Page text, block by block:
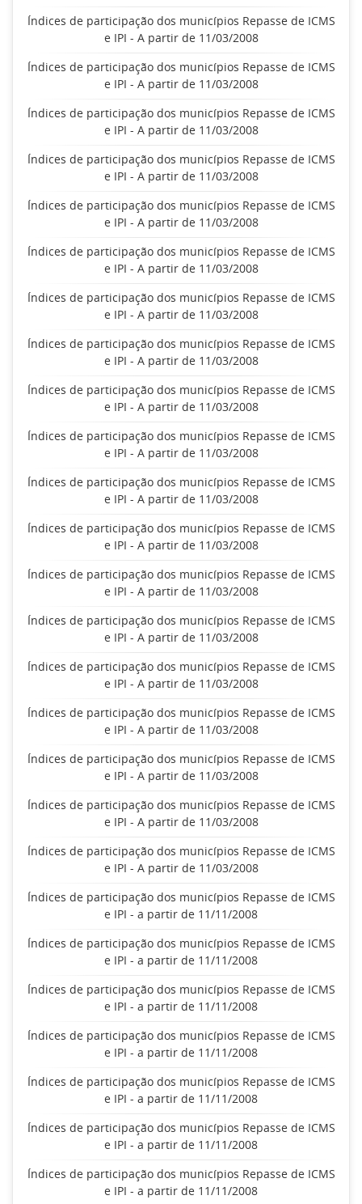
Índices de participação dos municípios Repasse de ICMS
e IPI - A partir de 11/03/2008
Índices de participação dos municípios Repasse de ICMS
e IPI - A partir de 11/03/2008
Índices de participação dos municípios Repasse de ICMS
e IPI - A partir de 11/03/2008
Índices de participação dos municípios Repasse de ICMS
e IPI - A partir de 11/03/2008
Índices de participação dos municípios Repasse de ICMS
e IPI - A partir de 11/03/2008
Índices de participação dos municípios Repasse de ICMS
e IPI - A partir de 11/03/2008
Índices de participação dos municípios Repasse de ICMS
e IPI - A partir de 11/03/2008
Índices de participação dos municípios Repasse de ICMS
e IPI - A partir de 11/03/2008
Índices de participação dos municípios Repasse de ICMS
e IPI - A partir de 11/03/2008
Índices de participação dos municípios Repasse de ICMS
e IPI - A partir de 11/03/2008
Índices de participação dos municípios Repasse de ICMS
e IPI - A partir de 11/03/2008
Índices de participação dos municípios Repasse de ICMS
e IPI - A partir de 11/03/2008
Índices de participação dos municípios Repasse de ICMS
e IPI - A partir de 11/03/2008
Índices de participação dos municípios Repasse de ICMS
e IPI - A partir de 11/03/2008
Índices de participação dos municípios Repasse de ICMS
e IPI - A partir de 11/03/2008
Índices de participação dos municípios Repasse de ICMS
e IPI - A partir de 11/03/2008
Índices de participação dos municípios Repasse de ICMS
e IPI - A partir de 11/03/2008
Índices de participação dos municípios Repasse de ICMS
e IPI - A partir de 11/03/2008
Índices de participação dos municípios Repasse de ICMS
e IPI - A partir de 11/03/2008
Índices de participação dos municípios Repasse de ICMS
e IPI - a partir de 11/11/2008
Índices de participação dos municípios Repasse de ICMS
e IPI - a partir de 11/11/2008
Índices de participação dos municípios Repasse de ICMS
e IPI - a partir de 11/11/2008
Índices de participação dos municípios Repasse de ICMS
e IPI - a partir de 11/11/2008
Índices de participação dos municípios Repasse de ICMS
e IPI - a partir de 11/11/2008
Índices de participação dos municípios Repasse de ICMS
e IPI - a partir de 11/11/2008
Índices de participação dos municípios Repasse de ICMS
e IPI - a partir de 11/11/2008